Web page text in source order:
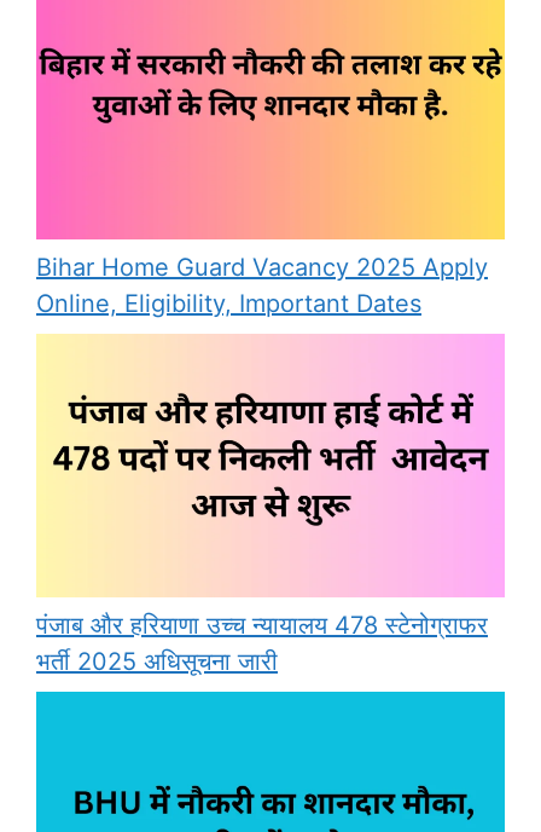
Bihar Home Guard Vacancy 2025 Apply
Online, Eligibility, Important Dates
पंजाब और हरियाणा उच्च न्यायालय 478 स्टेनोग्राफर
भर्ती 2025 अधिसूचना जारी